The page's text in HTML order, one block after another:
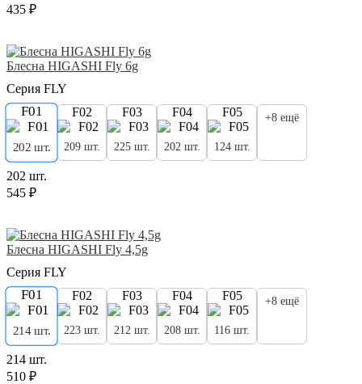
435 ₽
Блесна HIGASHI Fly 6g
Серия FLY
F01
202 шт.
F02
209 шт.
F03
225 шт.
F04
202 шт.
F05
124 шт.
+8 ещё
202 шт.
545 ₽
Блесна HIGASHI Fly 4,5g
Серия FLY
F01
214 шт.
F02
223 шт.
F03
212 шт.
F04
208 шт.
F05
116 шт.
+8 ещё
214 шт.
510 ₽